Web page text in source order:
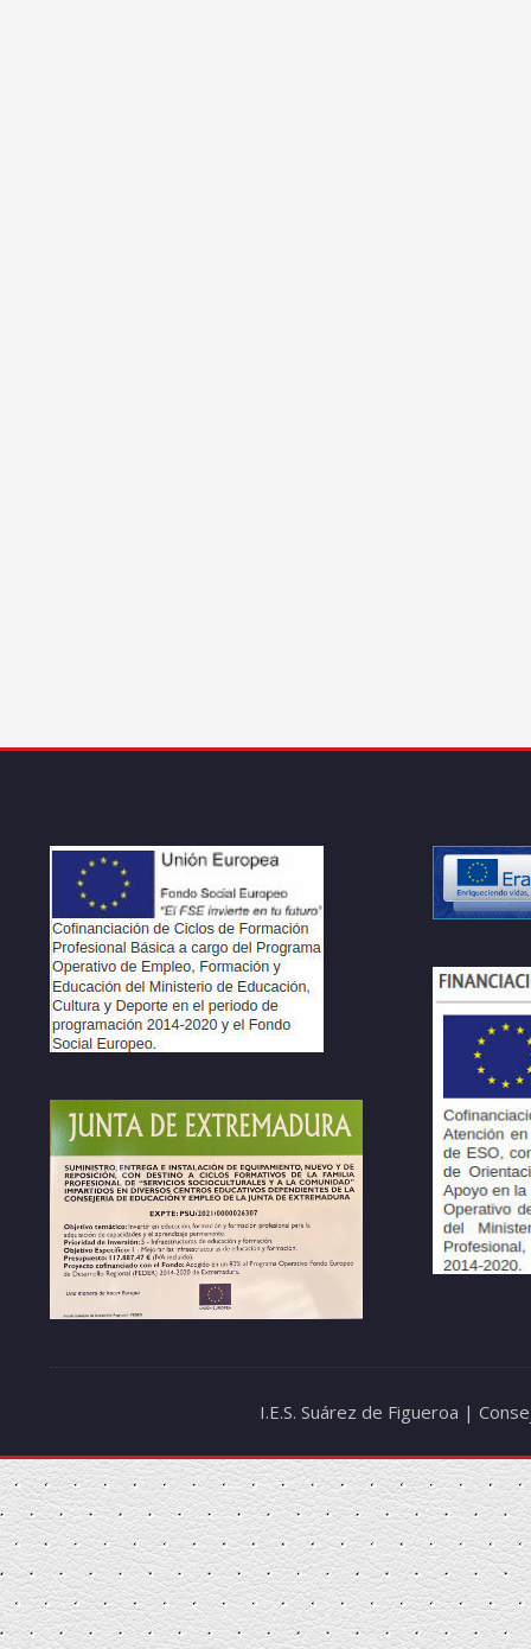
I.E.S. Suárez de Figueroa |